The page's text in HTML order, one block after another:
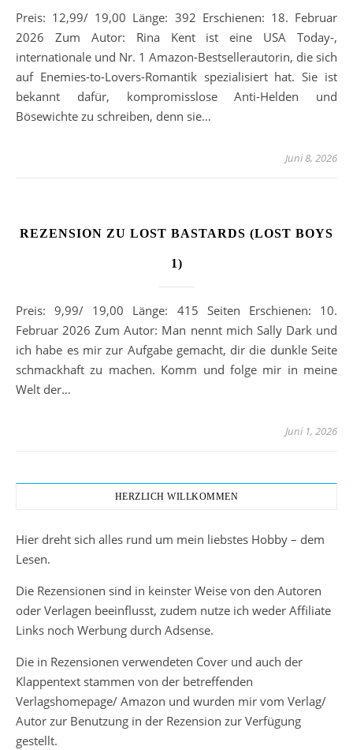
Preis: 12,99/ 19,00 Länge: 392 Erschienen: 18. Februar
2026 Zum Autor: Rina Kent ist eine USA Today-,
internationale und Nr. 1 Amazon-Bestsellerautorin, die sich
auf Enemies-to-Lovers-Romantik spezialisiert hat. Sie ist
bekannt dafür, kompromisslose Anti-Helden und
Bösewichte zu schreiben, denn sie…
Juni 8, 2026
REZENSION ZU LOST BASTARDS (LOST BOYS
1)
Preis: 9,99/ 19,00 Länge: 415 Seiten Erschienen: 10.
Februar 2026 Zum Autor: Man nennt mich Sally Dark und
ich habe es mir zur Aufgabe gemacht, dir die dunkle Seite
schmackhaft zu machen. Komm und folge mir in meine
Welt der…
Juni 1, 2026
HERZLICH WILLKOMMEN
Hier dreht sich alles rund um mein liebstes Hobby – dem
Lesen.
Die Rezensionen sind in keinster Weise von den Autoren
oder Verlagen beeinflusst, zudem nutze ich weder Affiliate
Links noch Werbung durch Adsense.
Die in Rezensionen verwendeten Cover und auch der
Klappentext stammen von der betreffenden
Verlagshomepage/ Amazon und wurden mir vom Verlag/
Autor zur Benutzung in der Rezension zur Verfügung
gestellt.